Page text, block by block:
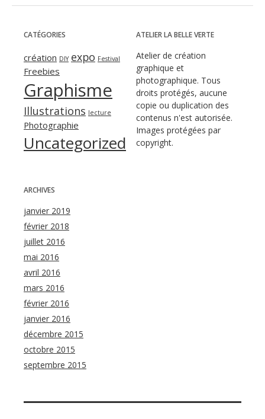
CATÉGORIES
création DIY expo Festival
Freebies
Graphisme
Illustrations lecture
Photographie
Uncategorized
ATELIER LA BELLE VERTE
Atelier de création
graphique et
photographique. Tous
droits protégés, aucune
copie ou duplication des
contenus n'est autorisée.
Images protégées par
copyright.
ARCHIVES
janvier 2019
février 2018
juillet 2016
mai 2016
avril 2016
mars 2016
février 2016
janvier 2016
décembre 2015
octobre 2015
septembre 2015